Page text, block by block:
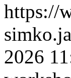
https://
2026